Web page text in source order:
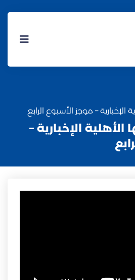
الإخبارية – موجز الأسبوع الرابع
الأهلية الإخبارية –